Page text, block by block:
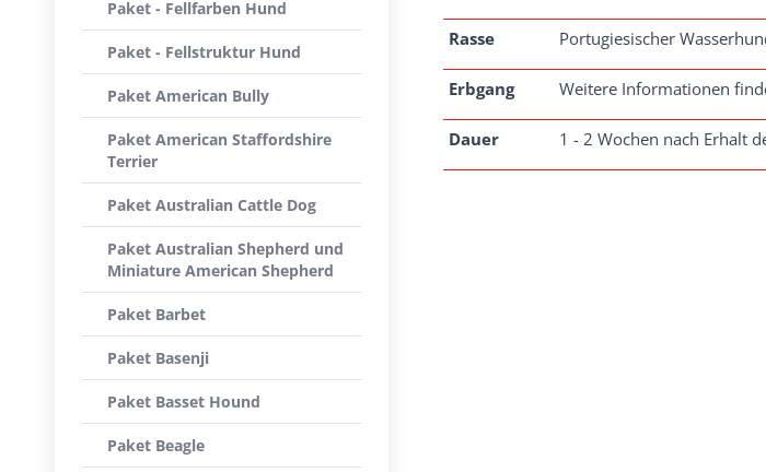
Rasse Portugiesischer
Erbgang Weitere Informationen
Dauer 1 - 2 Wochen nach Erhalt
Paket - Fellfarben Hund
Paket - Fellstruktur Hund
Paket American Bully
Paket American Staffordshire
Terrier
Paket Australian Cattle Dog
Paket Australian Shepherd und
Miniature American Shepherd
Paket Barbet
Paket Basenji
Paket Basset Hound
Paket Beagle